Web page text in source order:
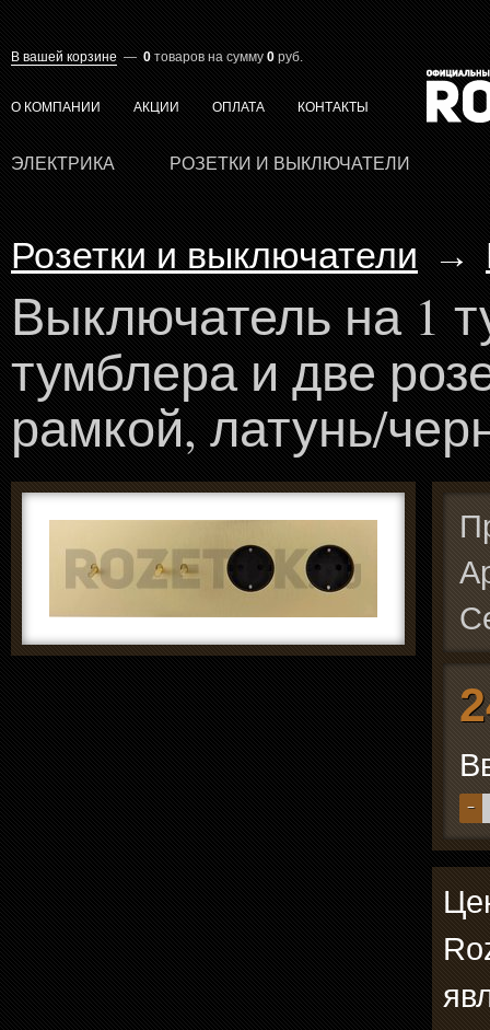
В вашей корзине — 0 товаров на сумму 0 руб.
О КОМПАНИИ АКЦИИ ОПЛАТА КОНТАКТЫ
ЭЛЕКТРИКА РОЗЕТКИ И ВЫКЛЮЧАТЕЛИ
Розетки и выключатели →
Выключатель на 1
тумблера и две
рамкой, латунь/
−